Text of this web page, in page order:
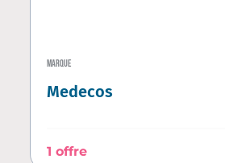
MARQUE
Medecos
1 offre